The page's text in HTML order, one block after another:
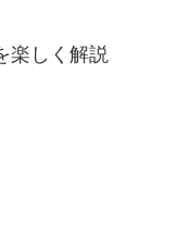
楽しく解説